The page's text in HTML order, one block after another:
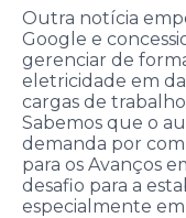
Outra notícia
Google e
gerenciar de
eletricidade em
cargas de
Sabemos que o
demanda por
para os Avanços
desafio para a
especialmente